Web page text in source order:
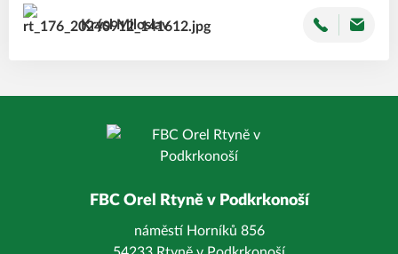
Miloslav
Krýsl
FBC Orel Rtyně v Podkrkonoší
náměstí Horníků 856